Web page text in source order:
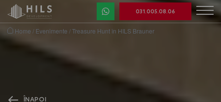
031.005.08.06
Home / Evenimente /Treasure Hunt în HILS Brauner
ÎNAPOI